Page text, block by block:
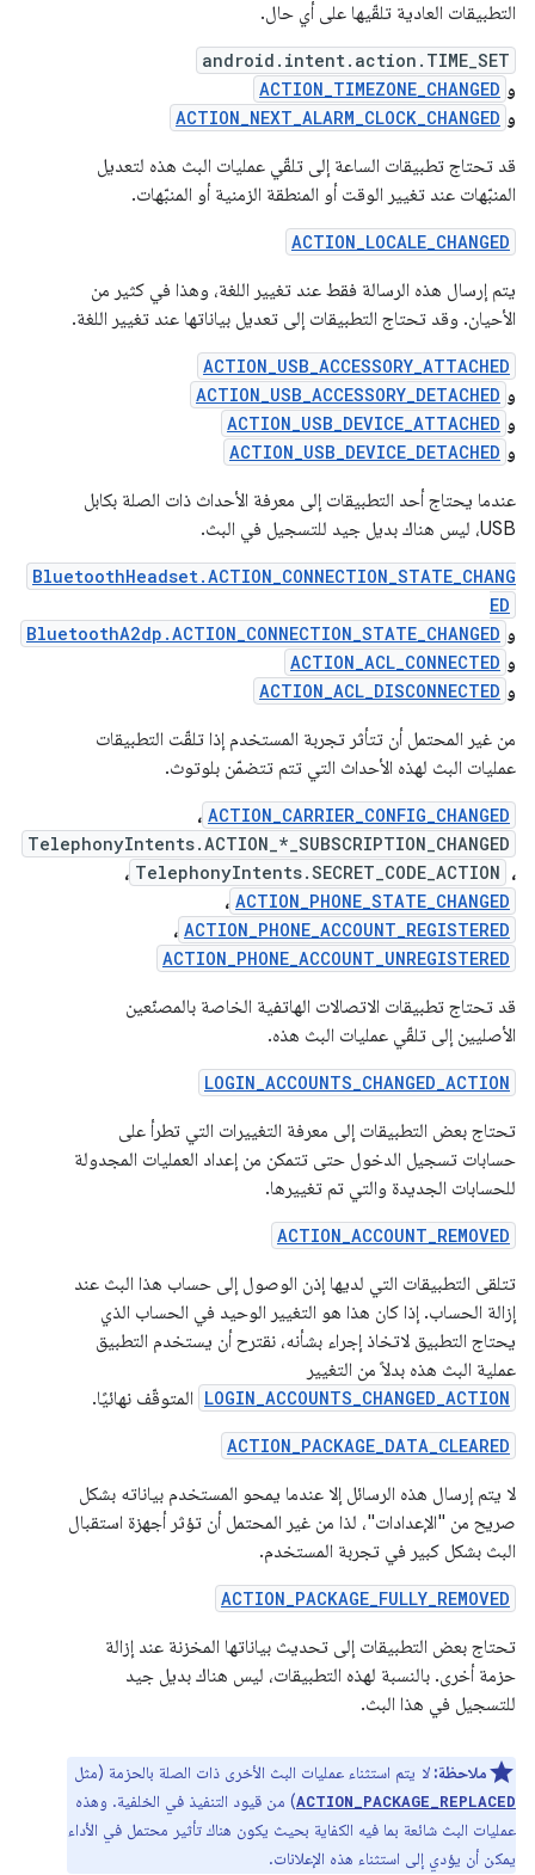
التطبيقات العادية تلقّيها على أي حال.
android.intent.action.TIME_SET
و ACTION_TIMEZONE_CHANGED
و ACTION_NEXT_ALARM_CLOCK_CHANGED
قد تحتاج تطبيقات الساعة إلى تلقّي عمليات البث هذه لتعديل
المنبّهات عند تغيير الوقت أو المنطقة الزمنية أو المنبّهات.
ACTION_LOCALE_CHANGED
يتم إرسال هذه الرسالة فقط عند تغيير اللغة، وهذا في كثير من
الأحيان. وقد تحتاج التطبيقات إلى تعديل بياناتها عند تغيير اللغة.
ACTION_USB_ACCESSORY_ATTACHED
و ACTION_USB_ACCESSORY_DETACHED
و ACTION_USB_DEVICE_ATTACHED
و ACTION_USB_DEVICE_DETACHED
عندما يحتاج أحد التطبيقات إلى معرفة الأحداث ذات الصلة بكابل
USB، ليس هناك بديل جيد للتسجيل في البث.
BluetoothHeadset.ACTION_CONNECTION_STATE_CHANG
ED
و BluetoothA2dp.ACTION_CONNECTION_STATE_CHANGED
و ACTION_ACL_CONNECTED
و ACTION_ACL_DISCONNECTED
من غير المحتمل أن تتأثر تجربة المستخدم إذا تلقّت التطبيقات
عمليات البث لهذه الأحداث التي تتم تتضمّن بلوتوث.
ACTION_CARRIER_CONFIG_CHANGED ،
TelephonyIntents.ACTION_*_SUBSCRIPTION_CHANGED
، TelephonyIntents.SECRET_CODE_ACTION ،
ACTION_PHONE_STATE_CHANGED ،
ACTION_PHONE_ACCOUNT_REGISTERED ،
ACTION_PHONE_ACCOUNT_UNREGISTERED
قد تحتاج تطبيقات الاتصالات الهاتفية الخاصة بالمصنّعين
الأصليين إلى تلقّي عمليات البث هذه.
LOGIN_ACCOUNTS_CHANGED_ACTION
تحتاج بعض التطبيقات إلى معرفة التغييرات التي تطرأ على
حسابات تسجيل الدخول حتى تتمكن من إعداد العمليات المجدولة
للحسابات الجديدة والتي تم تغييرها.
ACTION_ACCOUNT_REMOVED
تتلقى التطبيقات التي لديها إذن الوصول إلى حساب هذا البث عند
إزالة الحساب. إذا كان هذا هو التغيير الوحيد في الحساب الذي
يحتاج التطبيق لاتخاذ إجراء بشأنه، نقترح أن يستخدم التطبيق
عملية البث هذه بدلاً من التغيير
LOGIN_ACCOUNTS_CHANGED_ACTION المتوقّف نهائيًا.
ACTION_PACKAGE_DATA_CLEARED
لا يتم إرسال هذه الرسائل إلا عندما يمحو المستخدم بياناته بشكل
صريح من "الإعدادات"، لذا من غير المحتمل أن تؤثر أجهزة استقبال
البث بشكل كبير في تجربة المستخدم.
ACTION_PACKAGE_FULLY_REMOVED
تحتاج بعض التطبيقات إلى تحديث بياناتها المخزنة عند إزالة
حزمة أخرى. بالنسبة لهذه التطبيقات، ليس هناك بديل جيد
للتسجيل في هذا البث.
ملاحظة: لا يتم استثناء عمليات البث الأخرى ذات الصلة بالحزمة (مثل
ACTION_PACKAGE_REPLACED) من قيود التنفيذ في الخلفية. وهذه
عمليات البث شائعة بما فيه الكفاية بحيث يكون هناك تأثير محتمل في الأداء
يمكن أن يؤدي إلى استثناء هذه الإعلانات.